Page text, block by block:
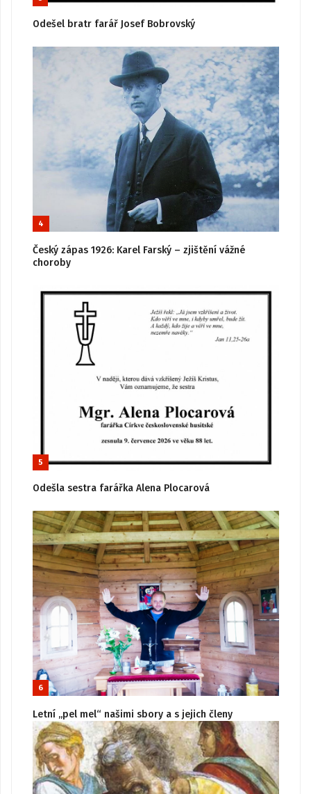
Odešel bratr farář Josef Bobrovský
4
Český zápas 1926: Karel Farský – zjištění vážné
choroby
5
Odešla sestra farářka Alena Plocarová
6
Letní „pel mel“ našimi sbory a s jejich členy